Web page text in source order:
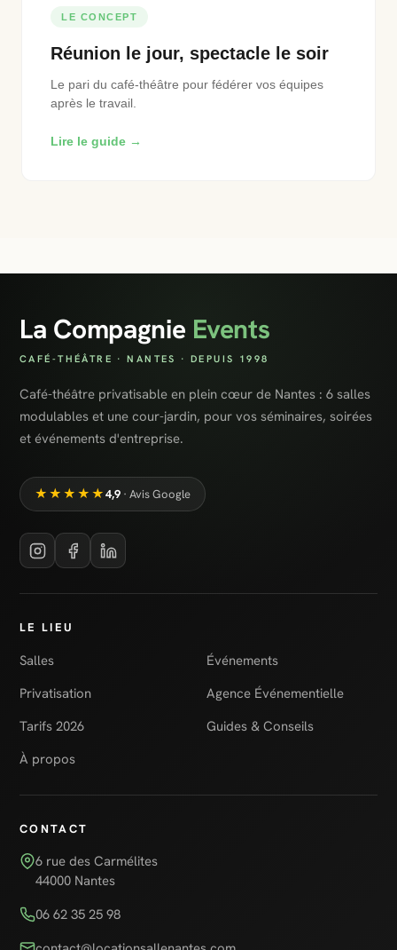
LE CONCEPT
Réunion le jour, spectacle le soir
Le pari du café-théâtre pour fédérer vos équipes
après le travail.
Lire le guide →
La Compagnie Events
CAFÉ-THÉÂTRE · NANTES · DEPUIS 1998
Café-théâtre privatisable en plein cœur de Nantes : 6 salles
modulables et une cour-jardin, pour vos séminaires, soirées
et événements d'entreprise.
★★★★★4,9 · Avis Google
LE LIEU
Salles
Événements
Privatisation
Agence Événementielle
Tarifs 2026
Guides & Conseils
À propos
CONTACT
6 rue des Carmélites
44000 Nantes
06 62 35 25 98